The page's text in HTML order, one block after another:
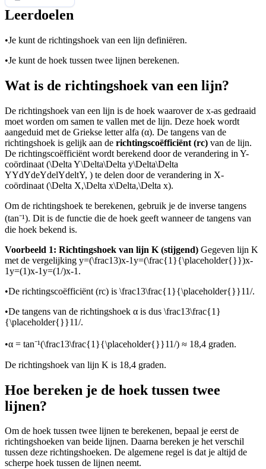
Leerdoelen
•Je kunt de richtingshoek van een lijn definiëren.
•Je kunt de hoek tussen twee lijnen berekenen.
Wat is de richtingshoek van een lijn?
De richtingshoek van een lijn is de hoek waarover de x-as gedraaid
moet worden om samen te vallen met de lijn. Deze hoek wordt
aangeduid met de Griekse letter alfa (α). De tangens van de
richtingshoek is gelijk aan de richtingscoëfficiënt (rc) van de lijn.
De richtingscoëfficiënt wordt berekend door de verandering in Y-
coördinaat (\Delta Y\Delta\Delta y\Delta\Delta
YYdYdeYdelYdeltY, ) te delen door de verandering in X-
coördinaat (\Delta X,\Delta x\Delta,\Delta x).
Om de richtingshoek te berekenen, gebruik je de inverse tangens
(tan⁻¹). Dit is de functie die de hoek geeft wanneer de tangens van
die hoek bekend is.
Voorbeeld 1: Richtingshoek van lijn K (stijgend) Gegeven lijn K
met de vergelijking y=(\frac13)x-1y=(\frac{1}{\placeholder{}})x-
1y=(1)x-1y=(1/)x-1 .
•De richtingscoëfficiënt (rc) is \frac13\frac{1}{\placeholder{}}11/.
•De tangens van de richtingshoek α is dus \frac13\frac{1}
{\placeholder{}}11/.
•α = tan⁻¹(\frac13\frac{1}{\placeholder{}}11/) ≈ 18,4 graden.
De richtingshoek van lijn K is 18,4 graden.
Hoe bereken je de hoek tussen twee
lijnen?
Om de hoek tussen twee lijnen te berekenen, bepaal je eerst de
richtingshoeken van beide lijnen. Daarna bereken je het verschil
tussen deze richtingshoeken. De algemene regel is dat je altijd de
scherpe hoek tussen de lijnen neemt.